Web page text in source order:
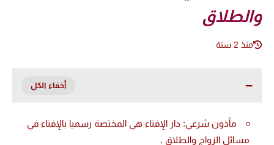
والطلاق
منذ 2 سنة
مأذون شرعي: دار الإفتاء هي المختصة رسميا بالإفتاء في
مسائل الزواج والطلاق .